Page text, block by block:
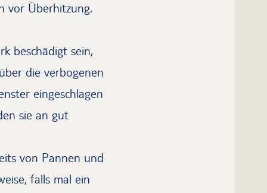
vor Überhitzung.
beschädigt sein,
die verbogenen
eingeschlagen
sie an gut
von Pannen und
falls mal ein